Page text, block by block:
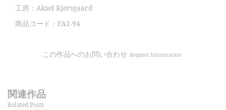
工房：Aksel Kjersgaard
商品コード：FA1-94
この作品へのお問い合わせ Request Information
関連作品
Related Posts